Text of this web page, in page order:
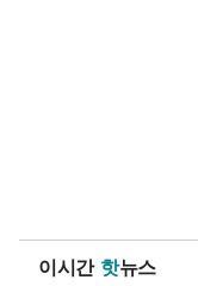
이시간 핫뉴스